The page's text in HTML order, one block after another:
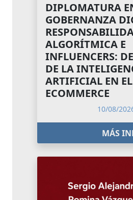
DIPLOMATURA
GOBERNANZA
ALGORÍTMICA E
INFLUENCERS:
DE LA
ARTIFICIAL EN EL
ECOMMERCE
10/08/
MÁS